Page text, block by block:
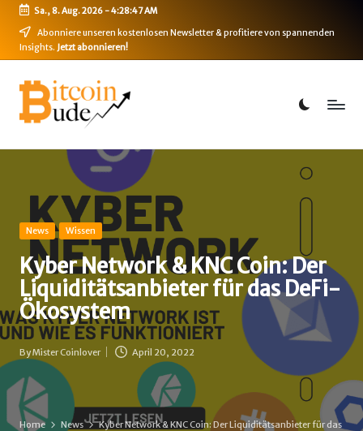
Skip
Sa., 8. Aug. 2026-4:28:48 AM
Abonniere unseren kostenlosen Newsletter & profitiere von spannenden
Insights. Jetzt abonnieren!
B
i
t
i
n
-
B
u
d
e
Bitcoin,
Ethereum,
DeFi
Posted
News Wissen
Kyber Network & KNC Coin: Der
Liquiditätsanbieter für das DeFi-
Ökosystem
Posted
by
ByMister Coinlover April 20, 2022
Home News
Kyber Network & KNC Coin: Der Liquiditätsanbieter für das